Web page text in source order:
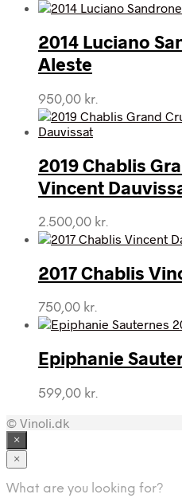
2014 Luciano
Aleste
950,00 kr.
2019 Chablis
Vincent
2.500,00 kr.
2017 Chablis
750,00 kr.
Epiphanie
599,00 kr.
© Vinoli.dk
×
×
What are you looking for?